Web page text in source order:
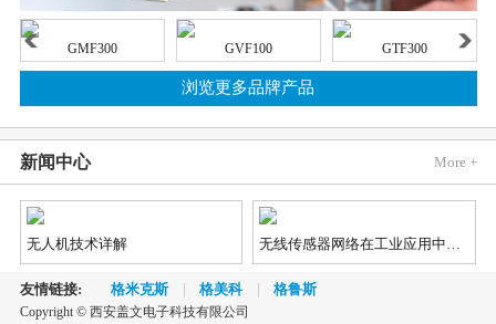
GMF300 GVF100 GTF300
浏览更多品牌产品
新闻中心 More +
无人机技术详解 无线传感器网络在工业应用中的发展趋势
2018《蓝牙市场最新资讯》
友情链接: 格米克斯 格美科 格鲁斯
Copyright © 西安盖文电子科技有限公司